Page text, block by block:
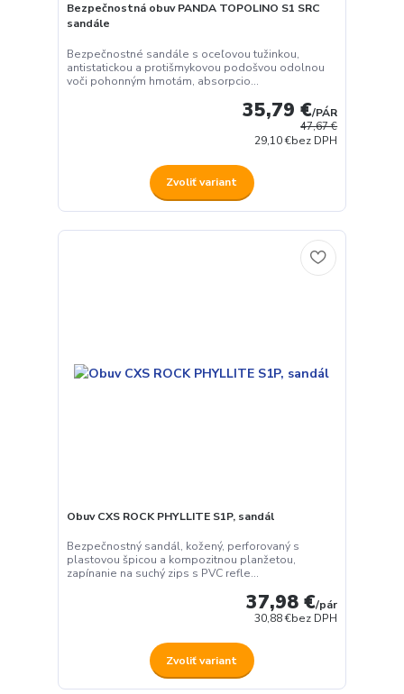
Bezpečnostná obuv PANDA TOPOLINO S1 SRC
sandále
Bezpečnostné sandále s oceľovou tužinkou,
antistatickou a protišmykovou podošvou odolnou
voči pohonným hmotám, absorpcio...
47,67 €
35,79 €/PÁR
29,10 €bez DPH
Zvoliť variant
Obuv CXS ROCK PHYLLITE S1P, sandál
Bezpečnostný sandál, kožený, perforovaný s
plastovou špicou a kompozitnou planžetou,
zapínanie na suchý zips s PVC refle...
37,98 €/pár
30,88 €bez DPH
Zvoliť variant